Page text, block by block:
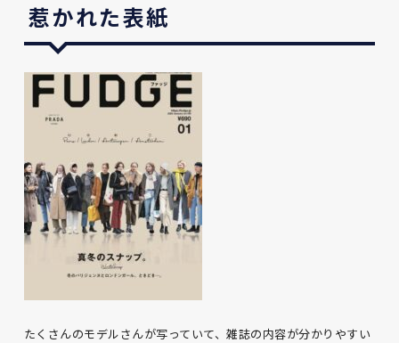
惹かれた表紙
たくさんのモデルさんが写っていて、雑誌の内容が分かりやすい